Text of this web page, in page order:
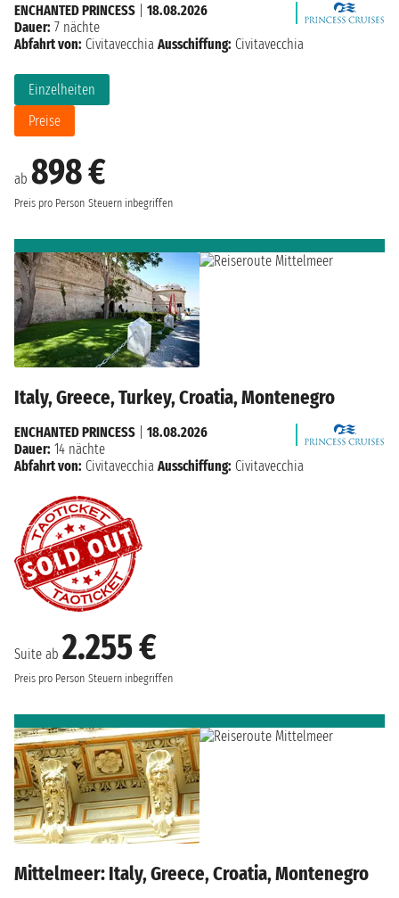
ab 898 €
Preis pro Person Steuern inbegriffen
Einzelheiten
Preise
ENCHANTED PRINCESS
18.08.2026
Dauer: 7 nächte
Abfahrt von: Civitavecchia Ausschiffung: Civitavecchia
Italy, Greece, Turkey, Croatia, Montenegro
Suite ab 2.255 €
Preis pro Person Steuern inbegriffen
ENCHANTED PRINCESS
18.08.2026
Dauer: 14 nächte
Abfahrt von: Civitavecchia Ausschiffung: Civitavecchia
Mittelmeer: Italy, Greece, Croatia, Montenegro